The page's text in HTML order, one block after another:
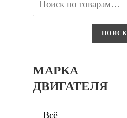
ПОИСК
МАРКА
ДВИГАТЕЛЯ